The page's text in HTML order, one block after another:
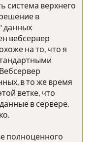
система верхнего
в
данных
вебсервер
на то, что я
в то же время
ветке, что
в сервере.
полноценного